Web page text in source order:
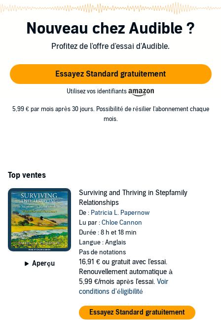
Nouveau chez Audible ?
Profitez de l'offre d'essai d'Audible.
Essayez Standard gratuitement
Utilisez vos identifiants
5,99 € par mois après 30 jours. Possibilité de résilier l'abonnement chaque
mois.
Top ventes
Aperçu
Surviving and Thriving in Stepfamily
Relationships
De : Patricia L. Papernow
Lu par :Chloe Cannon
Durée : 8 h et 18 min
Langue : Anglais
Pas de notations
16,91 € ou gratuit avec l'essai.
Renouvellement automatique à
5,99 €/mois après l'essai. Voir
conditions d'éligibilité
Essayez Standard gratuitement